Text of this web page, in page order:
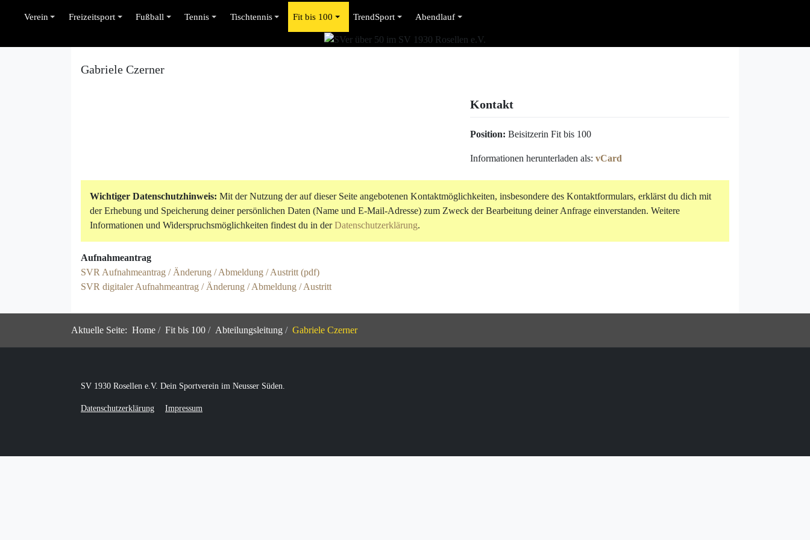
Verein Freizeitsport Fußball Tennis Tischtennis Fit bis 100 TrendSport Abendlauf
Gabriele Czerner
Kontakt
Position: Beisitzerin Fit bis 100
Informationen herunterladen als:vCard
Wichtiger Datenschutzhinweis: Mit der Nutzung der auf dieser Seite angebotenen Kontaktmöglichkeiten, insbesondere des Kontaktformulars, erklärst du dich mit
der Erhebung und Speicherung deiner persönlichen Daten (Name und E-Mail-Adresse) zum Zweck der Bearbeitung deiner Anfrage einverstanden. Weitere
Informationen und Widerspruchsmöglichkeiten findest du in derDatenschutzerklärung.
Aufnahmeantrag
SVR Aufnahmeantrag / Änderung / Abmeldung / Austritt (pdf)
SVR digitaler Aufnahmeantrag / Änderung / Abmeldung / Austritt
Aktuelle Seite: Home Fit bis 100 Abteilungsleitung Gabriele Czerner
SV 1930 Rosellen e.V. Dein Sportverein im Neusser Süden.
Datenschutzerklärung Impressum